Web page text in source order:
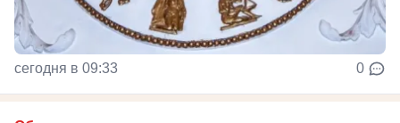
сегодня в 09:33 0